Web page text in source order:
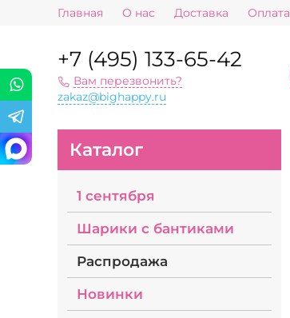
Главная О нас Доставка Оплата
+7 (495) 133-65-42
Вам перезвонить?
zakaz@bighappy.ru
Каталог
1 сентября
Шарики с бантиками
Распродажа
Новинки